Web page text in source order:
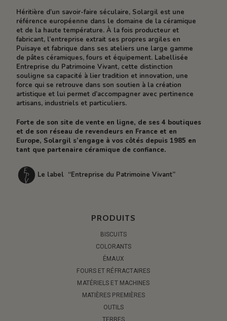
Héritière d’un savoir-faire séculaire, Solargil est une
référence européenne dans le domaine de la céramique
et de la haute température. À la fois producteur et
fabricant, l’entreprise extrait ses propres argiles en
Puisaye et fabrique dans ses ateliers une large gamme
de pâtes céramiques, fours et équipement. Labellisée
Entreprise du Patrimoine Vivant, cette distinction
souligne sa capacité à lier tradition et innovation, une
force qui se retrouve dans son soutien à la création
artistique et lui permet d’accompagner avec pertinence
artisans, industriels et particuliers.
Forte de son site de vente en ligne, de ses 4 boutiques
et de son réseau de revendeurs en France et en
Europe, Solargil s’engage à vos côtés depuis 1985 en
tant que partenaire céramique de confiance.
Le label “Entreprise du Patrimoine Vivant”
PRODUITS
BISCUITS
COLORANTS
ÉMAUX
FOURS ET RÉFRACTAIRES
MATÉRIELS ET MACHINES
MATIÈRES PREMIÈRES
OUTILS